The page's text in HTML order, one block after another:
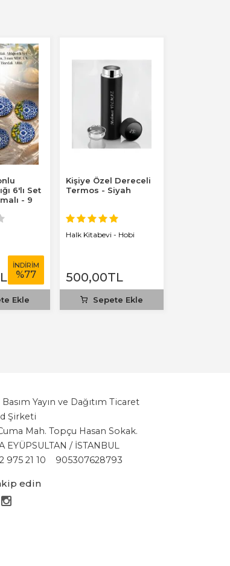
6'lı Set
- 9
İNDİRİM
%77
Ekle
Kişiye Özel Dereceli
Termos - Siyah
Halk Kitabevi - Hobi
500,00TL
Sepete Ekle
Basım Yayın ve Dağıtım Ticaret
Şirketi
Mah. Topçu Hasan Sokak.
EYÜPSULTAN / İSTANBUL
975 21 10
905307628793
edin